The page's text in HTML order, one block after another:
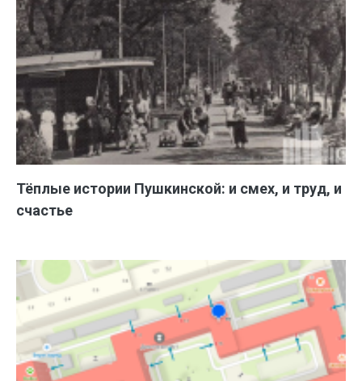
Тёплые истории Пушкинской: и смех, и труд, и
счастье